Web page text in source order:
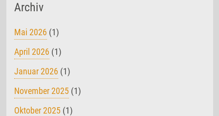
Archiv
Mai 2026 (1)
April 2026 (1)
Januar 2026 (1)
November 2025 (1)
Oktober 2025 (1)